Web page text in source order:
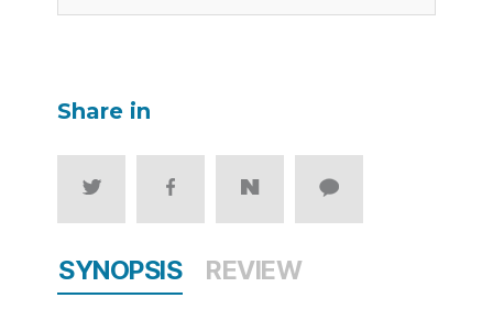
SYNOPSIS REVIEW
Share in